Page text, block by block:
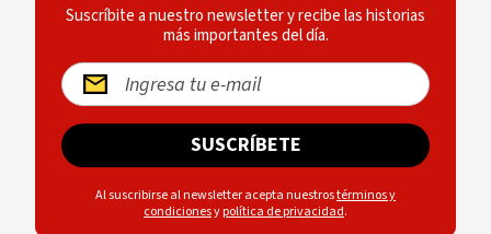
Suscríbite a nuestro newsletter y recibe las historias
más importantes del día.
SUSCRÍBETE
Al suscribirse al newsletter acepta nuestrostérminos y
condicionesypolítica de privacidad.